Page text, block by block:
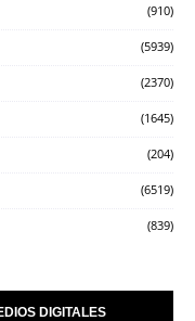
(910)
(5939)
(2370)
(1645)
(204)
(6519)
(839)
DIGITALES